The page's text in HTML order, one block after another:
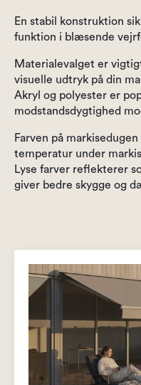
En stabil konstruktion
funktion i blæsende
Materialevalget er
visuelle udtryk på din
Akryl og polyester er
modstandsdygtighed
Farven på
temperatur under
Lyse farver reflekterer
giver bedre skygge og